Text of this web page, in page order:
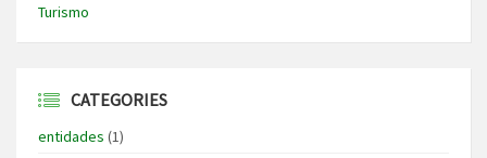
Turismo
CATEGORIES
entidades (1)